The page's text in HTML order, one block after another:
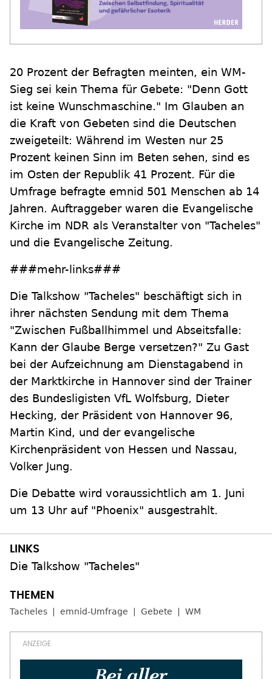
20 Prozent der Befragten meinten, ein WM-
Sieg sei kein Thema für Gebete: "Denn Gott
ist keine Wunschmaschine." Im Glauben an
die Kraft von Gebeten sind die Deutschen
zweigeteilt: Während im Westen nur 25
Prozent keinen Sinn im Beten sehen, sind es
im Osten der Republik 41 Prozent. Für die
Umfrage befragte emnid 501 Menschen ab 14
Jahren. Auftraggeber waren die Evangelische
Kirche im NDR als Veranstalter von "Tacheles"
und die Evangelische Zeitung.
###mehr-links###
Die Talkshow "Tacheles" beschäftigt sich in
ihrer nächsten Sendung mit dem Thema
"Zwischen Fußballhimmel und Abseitsfalle:
Kann der Glaube Berge versetzen?" Zu Gast
bei der Aufzeichnung am Dienstagabend in
der Marktkirche in Hannover sind der Trainer
des Bundesligisten VfL Wolfsburg, Dieter
Hecking, der Präsident von Hannover 96,
Martin Kind, und der evangelische
Kirchenpräsident von Hessen und Nassau,
Volker Jung.
Die Debatte wird voraussichtlich am 1. Juni
um 13 Uhr auf "Phoenix" ausgestrahlt.
Die Talkshow "Tacheles"
Tacheles emnid-Umfrage Gebete WM